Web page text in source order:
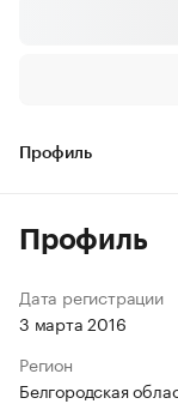
Профиль
Профиль
Дата регистрации
3 марта 2016
Регион
Белгородская